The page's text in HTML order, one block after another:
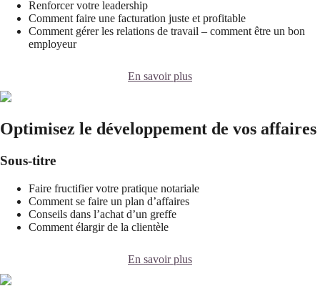
Renforcer votre leadership
Comment faire une facturation juste et profitable
Comment gérer les relations de travail – comment être un bon
employeur
En savoir plus
Optimisez le développement de vos affaires
Sous-titre
Faire fructifier votre pratique notariale
Comment se faire un plan d’affaires
Conseils dans l’achat d’un greffe
Comment élargir de la clientèle
En savoir plus